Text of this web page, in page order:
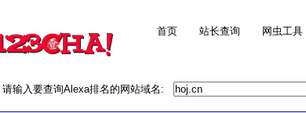
首页 站长查询 网虫工具
请输入要查询Alexa排名的网站域名: